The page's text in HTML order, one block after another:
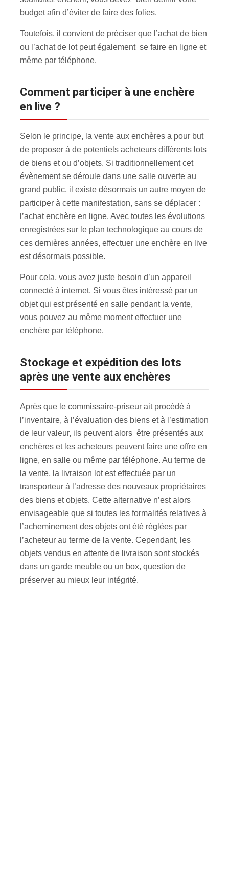
budget afin d’éviter de faire des folies.
Toutefois, il convient de préciser que l’achat de bien
ou l’achat de lot peut également se faire en ligne et
même par téléphone.
Comment participer à une enchère
en live ?
Selon le principe, la vente aux enchères a pour but
de proposer à de potentiels acheteurs différents lots
de biens et ou d’objets. Si traditionnellement cet
évènement se déroule dans une salle ouverte au
grand public, il existe désormais un autre moyen de
participer à cette manifestation, sans se déplacer :
l’achat enchère en ligne. Avec toutes les évolutions
enregistrées sur le plan technologique au cours de
ces dernières années, effectuer une enchère en live
est désormais possible.
Pour cela, vous avez juste besoin d’un appareil
connecté à internet. Si vous êtes intéressé par un
objet qui est présenté en salle pendant la vente,
vous pouvez au même moment effectuer une
enchère par téléphone.
Stockage et expédition des lots
après une vente aux enchères
Après que le commissaire-priseur ait procédé à
l’inventaire, à l’évaluation des biens et à l’estimation
de leur valeur, ils peuvent alors être présentés aux
enchères et les acheteurs peuvent faire une offre en
ligne, en salle ou même par téléphone. Au terme de
la vente, la livraison lot est effectuée par un
transporteur à l’adresse des nouveaux propriétaires
des biens et objets. Cette alternative n’est alors
envisageable que si toutes les formalités relatives à
l’acheminement des objets ont été réglées par
l’acheteur au terme de la vente. Cependant, les
objets vendus en attente de livraison sont stockés
dans un garde meuble ou un box, question de
préserver au mieux leur intégrité.